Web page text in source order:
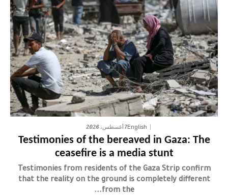
English7 أغسطس، 2026
Testimonies of the bereaved in Gaza: The
ceasefire is a media stunt
Testimonies from residents of the Gaza Strip confirm
that the reality on the ground is completely different
from the...